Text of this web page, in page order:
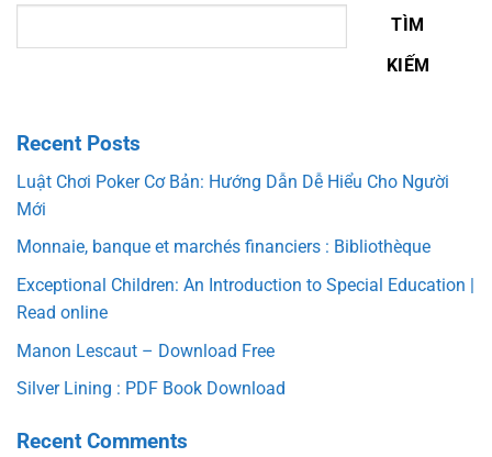
TÌM
KIẾM
Recent Posts
Luật Chơi Poker Cơ Bản: Hướng Dẫn Dễ Hiểu Cho Người
Mới
Monnaie, banque et marchés financiers : Bibliothèque
Exceptional Children: An Introduction to Special Education |
Read online
Manon Lescaut – Download Free
Silver Lining : PDF Book Download
Recent Comments